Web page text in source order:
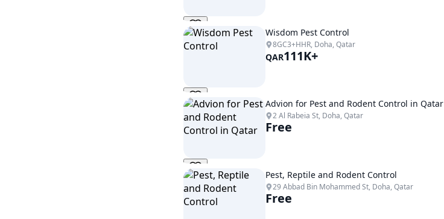
Wisdom Pest Control
8GC3+HHR, Doha, Qatar
QAR111K+
Advion for Pest and Rodent Control in Qatar
2 Al Rabeia St, Doha, Qatar
Free
Pest, Reptile and Rodent Control
29 Abbad Bin Mohammed St, Doha, Qatar
Free